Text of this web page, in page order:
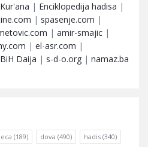
| Enciklopedija hadisa |
| spasenje.com |
| amir-smajic |
| el-asr.com |
Daija | s-d-o.org | namaz.ba
(189) dova (490) hadis (340)